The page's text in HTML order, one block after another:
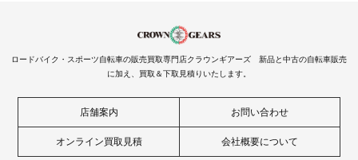
ロードバイク・スポーツ自転車の販売買取専門店クラウンギアーズ 新品と中古の自転車販売
に加え、買取＆下取見積りいたします。
店舗案内 お問い合わせ
オンライン買取見積 会社概要について